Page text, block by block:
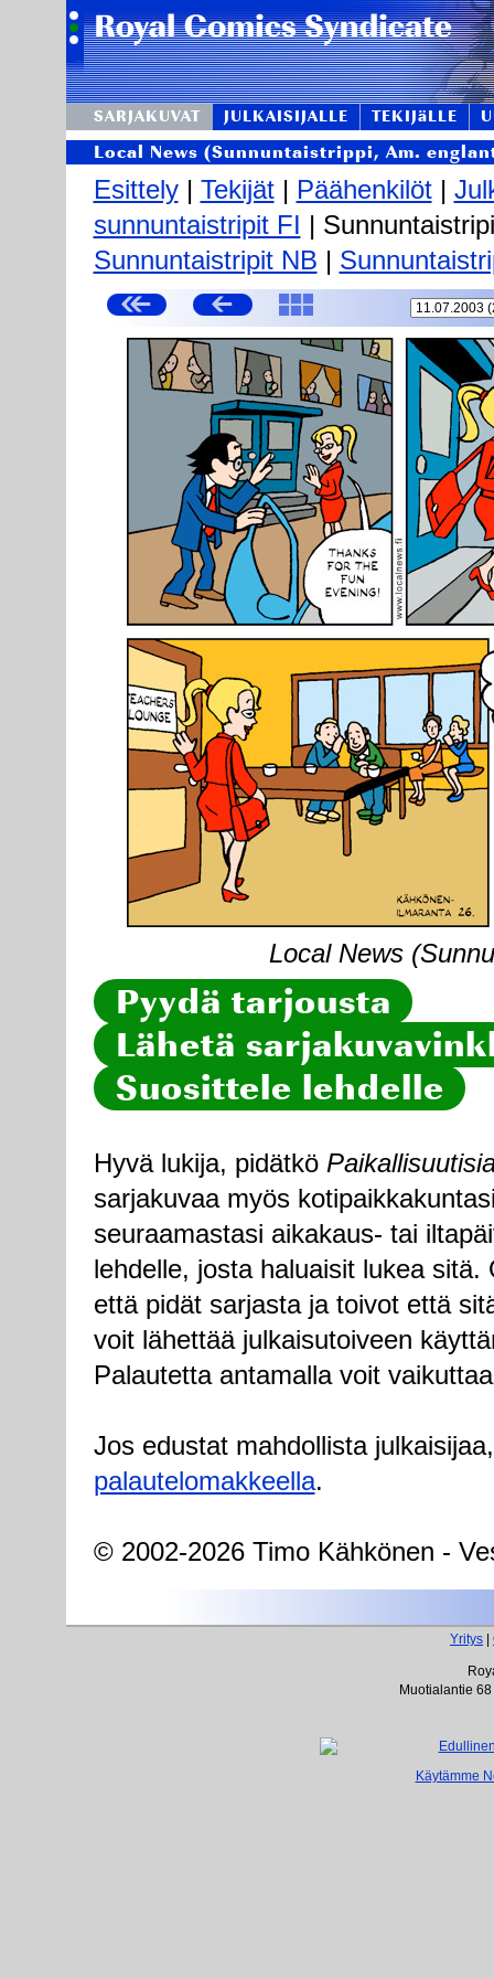
SARJAKUVAT JULKAISIJALLE TEKIJäLLE
Local News (Sunnuntaistrippi, Am.
Esittely| Tekijät| Päähenkilöt|
sunnuntaistripit FI |
Sunnuntaistripit NB |
Local News
Pyydä tarjousta
Lähetä
Suosittele lehdelle
Hyvä lukija, pidätkö
sarjakuvaa myös
seuraamastasi aikakaus- tai
lehdelle, josta haluaisit lukea
että pidät sarjasta ja toivot että
voit lähettää julkaisutoiveen
Palautetta antamalla voit
Jos edustat mahdollista
palautelomakkeella.
© 2002-2026 Timo Kähkönen -
Yritys
Muotialantie
Käytämme